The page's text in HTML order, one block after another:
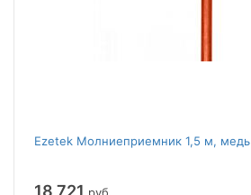
Ezetek Молниеприемник 1,5 м, медь
18 721